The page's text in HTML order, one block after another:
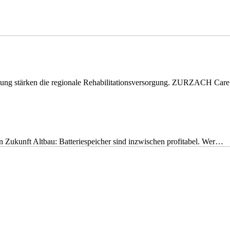
stärken die regionale Rehabilitationsversorgung. ZURZACH
Zukunft Altbau: Batteriespeicher sind inzwischen profitabel. Wer…